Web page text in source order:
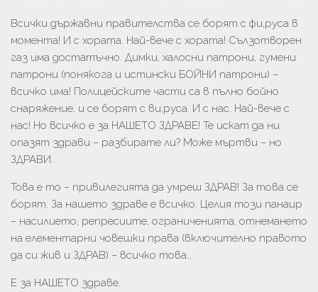
Всички държавни правителства се борят с фи,руса в
момента! И с хората. Най-вече с хората! Сълзотворен
газ има достатъчно. Димки, халосни патрони, гумени
патрони (понякога и истински БОЙНИ патрони) –
всичко има! Полицейските части са в пълно бойно
снаряжение, и се борят с ви,руса. И с нас. Най-вече с
нас! Но всичко е за НАШЕТО ЗДРАВЕ! Те искат да ни
опазят здрави – разбирате ли? Може мъртви – но
ЗДРАВИ.
Това е то – привилегията да умреш ЗДРАВ! За това се
борят. За нашето здраве е всичко. Целия този панаир
– насилието, репресиите, ограниченията, отнемането
на елементарни човешки права (включително правото
да си жив и ЗДРАВ) – всичко това…
Е за НАШЕТО здраве.